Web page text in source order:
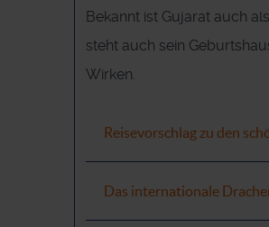
Bekannt ist Gujarat auch
steht auch sein
Wirken.
Reisevorschlag zu den
Das internationale